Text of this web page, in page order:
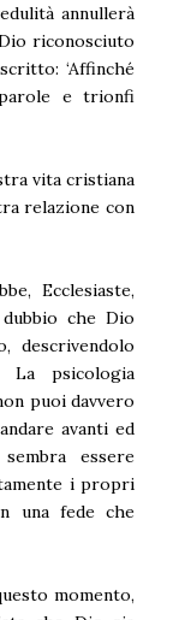
annullerà
riconosciuto
‘Affinché
e trionfi
vita cristiana
relazione con
Ecclesiaste,
che Dio
descrivendolo
La psicologia
puoi davvero
avanti ed
essere
i propri
una fede che
momento,